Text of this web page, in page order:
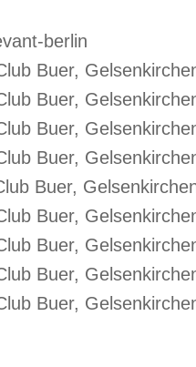
berlin
Buer,
Buer,
Buer,
Buer,
Buer,
Buer,
Buer,
Buer,
Buer,